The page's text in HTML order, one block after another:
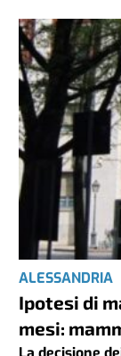
ALESSANDRIA
Ipotesi di
mesi: